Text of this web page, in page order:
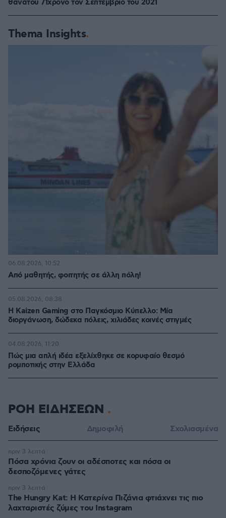
θανάτου 71χρονο τον Σεπτέμβριο του 2021
Thema Insights
Από μαθητής, φοιτητής σε άλλη πόλη!
06.08.2026, 10:52
H Kaizen Gaming στο Παγκόσμιο Kύπελλο: Μία
διοργάνωση, δώδεκα πόλεις, χιλιάδες κοινές στιγμές
05.08.2026, 08:38
Πώς μια απλή ιδέα εξελίχθηκε σε κορυφαίο θεσμό
ρομποτικής στην Ελλάδα
04.08.2026, 11:20
ΡΟΗ ΕΙΔΗΣΕΩΝ
Ειδήσεις Δημοφιλή Σχολιασμένα
Πόσα χρόνια ζουν οι αδέσποτες και πόσα οι
δεσποζόμενες γάτες
πριν 3 λεπτά
The Hungry Kat: Η Κατερίνα Πιζάνια φτιάχνει τις πιο
λαχταριστές ζύμες του Instagram
πριν 3 λεπτά